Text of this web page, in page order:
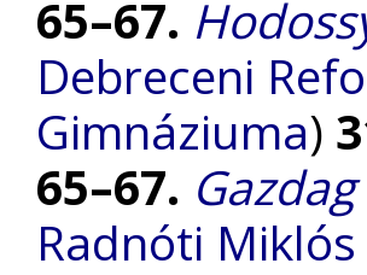
65–67.
Debreceni
Gimnáziuma)
65–67.
Radnóti